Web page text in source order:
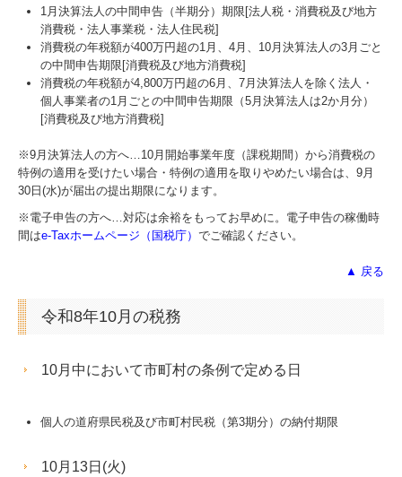
1月決算法人の中間申告（半期分）期限[法人税・消費税及び地方
消費税・法人事業税・法人住民税]
消費税の年税額が400万円超の1月、4月、10月決算法人の3月ごと
の中間申告期限[消費税及び地方消費税]
消費税の年税額が4,800万円超の6月、7月決算法人を除く法人・
個人事業者の1月ごとの中間申告期限（5月決算法人は2か月分）
[消費税及び地方消費税]
※9月決算法人の方へ…10月開始事業年度（課税期間）から消費税の
特例の適用を受けたい場合・特例の適用を取りやめたい場合は、9月
30日(水)が届出の提出期限になります。
※電子申告の方へ…対応は余裕をもってお早めに。電子申告の稼働時
間はe-Taxホームページ（国税庁） でご確認ください。
▲ 戻る
令和8年10月の税務
10月中において市町村の条例で定める日
個人の道府県民税及び市町村民税（第3期分）の納付期限
10月13日(火)